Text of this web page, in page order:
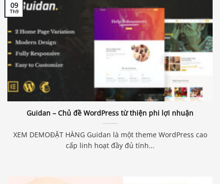
Guidan – Chủ đề WordPress từ thiện phi lợi nhuận
XEM DEMOĐẶT HÀNG Guidan là một theme WordPress cao
cấp linh hoạt đầy đủ tính...
09
Th9